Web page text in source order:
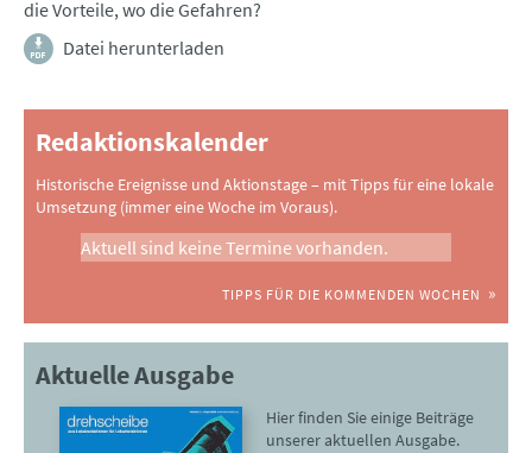
die Vorteile, wo die Gefahren?
Datei herunterladen
Redaktionskalender
Historische Ereignisse und Aktionstage – mit Tipps für eine lokale
Umsetzung (immer eine Woche im Voraus).
Aktuell sind keine Termine vorhanden.
TIPPS FÜR DIE KOMMENDEN WOCHEN
Aktuelle Ausgabe
Hier finden Sie einige Beiträge
unserer aktuellen Ausgabe.